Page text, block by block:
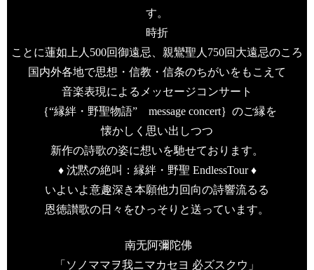
す。
時折
ことに蓮如上人 500回御遠忌、親鸞聖人 750回大遠忌のころ
国内外各地で思想・信教・信条のちがいをもこえて
音楽表現によるメッセージコンサート
｛“縁絆・野聖物語” message concert｝のご縁を
懐かしく思い出しつつ
新作の詩歌の姿に想いを馳せております。
♦ 沈黙の絶叫：縁絆・野聖 EndlessTour ♦
いよいよ意趣深き本願他力回向の詩響流るる
恩徳讃歌の日々をひっそりと送っています。
南无阿彌陀佛
「ソノママヲ我ニマカセヨ 必ズスクウ」